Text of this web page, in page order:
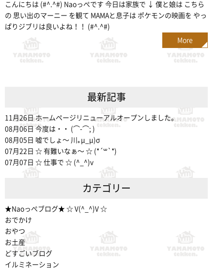
こんにちは (#^.^#) Naoっぺです 今日は家族で ↓ 僕と娘は こちら
の 思い出のマーニー を観て MAMAと息子は ポケモンの映画を やっ
ぱりジブリは良いよね！！ (#^.^#)
More
最新記事
11月26日 ホームページリニューアルオープンしました。
08月06日 今度は・・ (⌒-⌒; )
08月05日 嘘でしょ〜 川｡μ_μ)σ
07月22日 ☆ 有難いなぁ〜 ☆ (*´꒳`*)
07月07日 ☆ 仕事で ☆ (^_^)v
カテゴリー
★Naoっぺブログ★ ☆ V(^_^)V ☆
おでかけ
おやつ
お土産
どすごいブログ
イルミネーション